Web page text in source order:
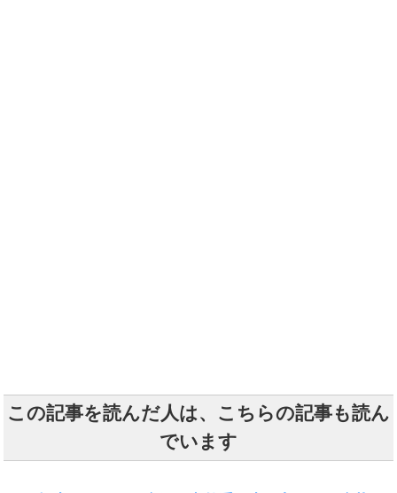
この記事を読んだ人は、こちらの記事も読ん
でいます